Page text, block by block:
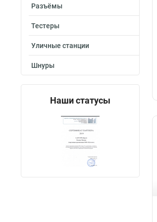
Разъёмы
Тестеры
Уличные станции
Шнуры
Наши статусы